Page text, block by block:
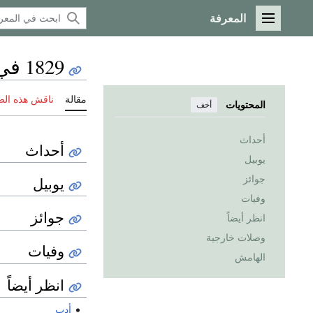
القائمة الرئيسية
المعرفة
المحتويات أخف
أحداث
يوبيل
جوائز
وفيات
انظر أيضاً
وصلات خارجية
الهامش
1829 في الأدب
مقالة ناقش هذه
أحداث
يوبيل
جوائز
وفيات
انظر أيضاً
أدب